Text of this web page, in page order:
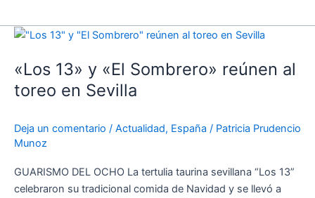
«Los 13» y «El Sombrero» reúnen al
toreo en Sevilla
Deja un comentario / Actualidad, España / Patricia Prudencio
Munoz
GUARISMO DEL OCHO La tertulia taurina sevillana “Los 13”
celebraron su tradicional comida de Navidad y se llevó a
«Los
y
«El
al
en
Sevilla